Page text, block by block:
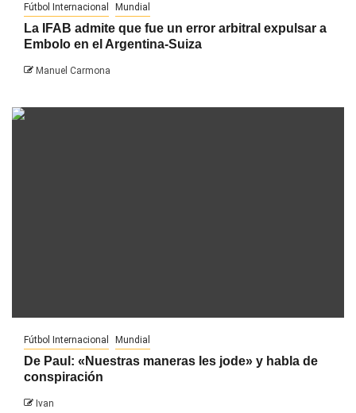
Fútbol Internacional Mundial
La IFAB admite que fue un error arbitral expulsar a
Embolo en el Argentina-Suiza
Manuel Carmona
Fútbol Internacional Mundial
De Paul: «Nuestras maneras les jode» y habla de
conspiración
Ivan